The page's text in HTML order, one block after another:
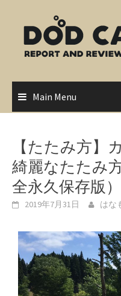
content
Main Menu
【たたみ方】
綺麗なたたみ
全永久保存版）
2019年7月31日 はな